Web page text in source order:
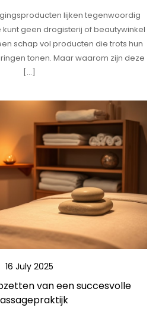
lijken tegenwoordig
geen drogisterij of beautywinkel
schap vol producten die trots hun
tonen. Maar waarom zijn deze
[…]
16 July 2025
van een succesvolle